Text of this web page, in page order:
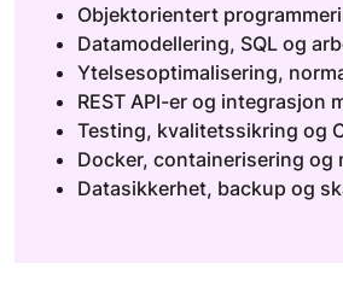
Objektorientert
Datamodellering, SQL og
Ytelsesoptimalisering,
REST API-er og integrasjon
Testing, kvalitetssikring og
Docker, containerisering
Datasikkerhet, backup og